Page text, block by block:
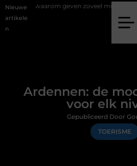
Nieuwe
artikele
n
geven zoveel mensen en wat zijn de
Ardennen: de
voor elk
TOERISME
Gepubliceerd Door